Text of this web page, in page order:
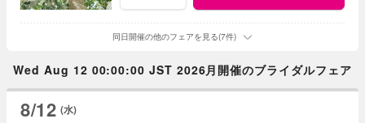
同日開催の他のフェアを見る(7件)
Wed Aug 12 00:00:00 JST 2026月開催のブライダルフェア
8/12 (水)